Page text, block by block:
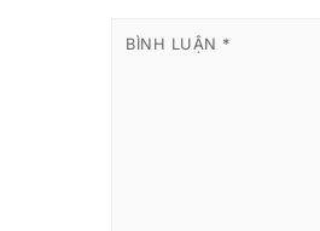
BÌNH LUẬN *